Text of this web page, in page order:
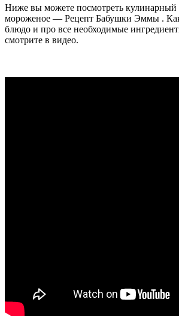
Ниже вы можете посмотреть
мороженое — Рецепт Бабушки Эммы .
блюдо и про все необходимые
смотрите в видео.